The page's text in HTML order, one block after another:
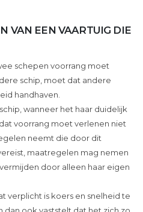
VAN EEN VAARTUIG DIE
schepen voorrang moet
schip, moet dat andere
handhaven.
wanneer het haar duidelijk
voorrang moet verlenen niet
neemt die door dit
maatregelen mag nemen
door alleen haar eigen
verplicht is koers en snelheid te